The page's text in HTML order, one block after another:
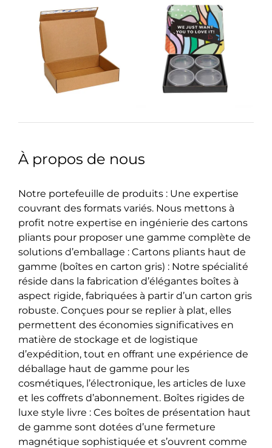
À propos de nous
Notre portefeuille de produits : Une expertise
couvrant des formats variés. Nous mettons à
profit notre expertise en ingénierie des cartons
pliants pour proposer une gamme complète de
solutions d’emballage : Cartons pliants haut de
gamme (boîtes en carton gris) : Notre spécialité
réside dans la fabrication d’élégantes boîtes à
aspect rigide, fabriquées à partir d’un carton gris
robuste. Conçues pour se replier à plat, elles
permettent des économies significatives en
matière de stockage et de logistique
d’expédition, tout en offrant une expérience de
déballage haut de gamme pour les
cosmétiques, l’électronique, les articles de luxe
et les coffrets d’abonnement. Boîtes rigides de
luxe style livre : Ces boîtes de présentation haut
de gamme sont dotées d’une fermeture
magnétique sophistiquée et s’ouvrent comme